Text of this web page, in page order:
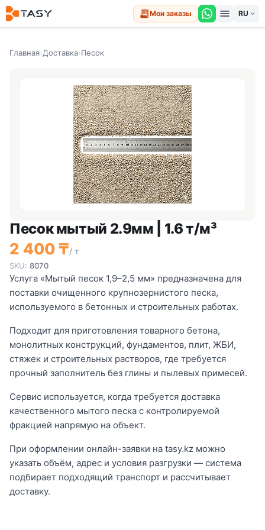
receipt_longМои заказы menu expand_more
Главная›Доставка›Песок
Песок мытый 2.9мм | 1.6 т/м³
2 400 ₸/ т
SKU: 8070
Услуга «Мытый песок 1,9–2,5 мм» предназначена для
поставки очищенного крупнозернистого песка,
используемого в бетонных и строительных работах.
Подходит для приготовления товарного бетона,
монолитных конструкций, фундаментов, плит, ЖБИ,
стяжек и строительных растворов, где требуется
прочный заполнитель без глины и пылевых примесей.
Сервис используется, когда требуется доставка
качественного мытого песка с контролируемой
фракцией напрямую на объект.
При оформлении онлайн-заявки на tasy.kz можно
указать объём, адрес и условия разгрузки — система
подбирает подходящий транспорт и рассчитывает
доставку.